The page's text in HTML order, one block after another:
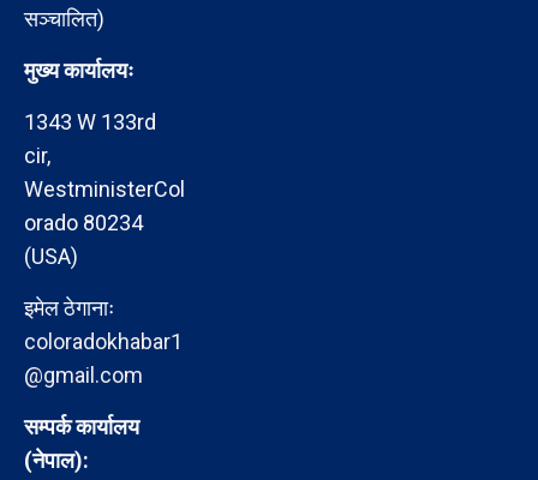
सञ्चालित)
मुख्य कार्यालयः
1343 W 133rd
cir,
WestministerCol
orado 80234
(USA)
इमेल ठेगानाः
coloradokhabar1
@gmail.com
सम्पर्क कार्यालय
(नेपाल):